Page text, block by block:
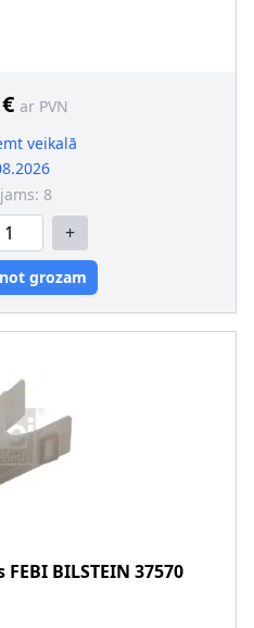
ar PVN
veikalā
8
+
grozam
FEBI BILSTEIN 37570